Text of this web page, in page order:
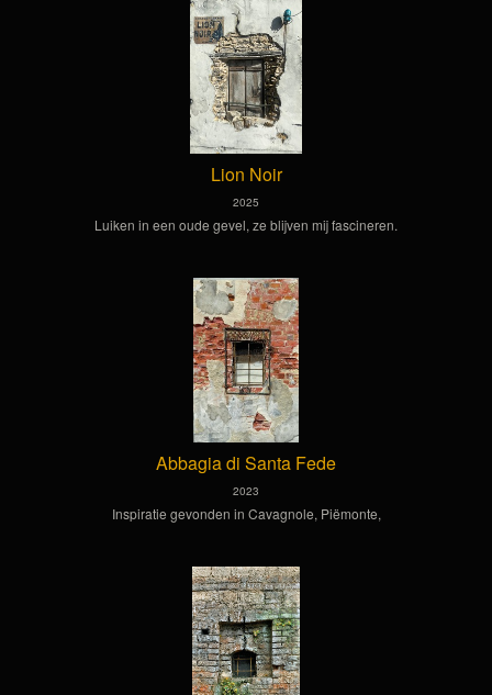
Lion Noir
2025
Luiken in een oude gevel, ze blijven mij fascineren.
Abbagia di Santa Fede
2023
Inspiratie gevonden in Cavagnole, Piëmonte,